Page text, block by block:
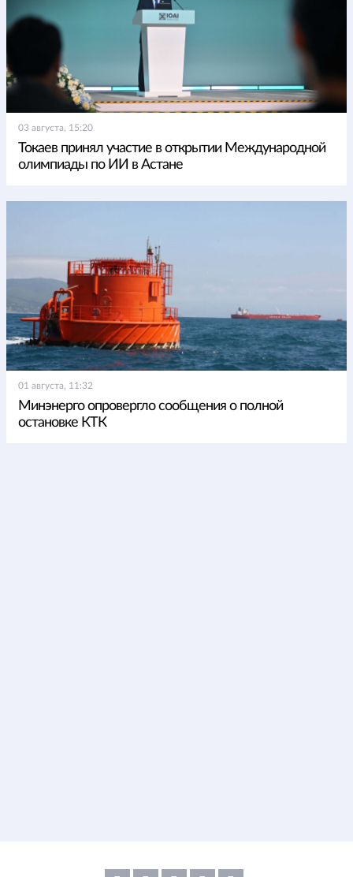
03 августа, 15:20
Токаев принял участие в открытии Международной
олимпиады по ИИ в Астане
01 августа, 11:32
Минэнерго опровергло сообщения о полной
остановке КТК